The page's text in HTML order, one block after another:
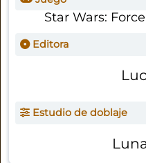
Star Wars:
Editora
Estudio de doblaje